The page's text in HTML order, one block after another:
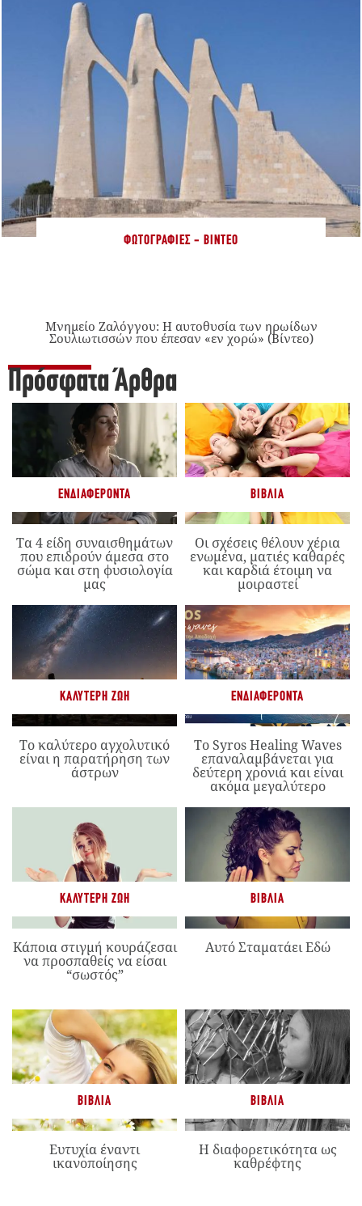
ΦΩΤΟΓΡΑΦΊΕΣ - ΒΊΝΤΕΟ
Μνημείο Ζαλόγγου: Η αυτοθυσία των ηρωίδων
Σουλιωτισσών που έπεσαν «εν χορώ» (Βίντεο)
Πρόσφατα Άρθρα
ΕΝΔΙΑΦΈΡΟΝΤΑ
Τα 4 είδη συναισθημάτων
που επιδρούν άμεσα στο
σώμα και στη φυσιολογία
μας
ΒΙΒΛΊΑ
Οι σχέσεις θέλουν χέρια
ενωμένα, ματιές καθαρές
και καρδιά έτοιμη να
μοιραστεί
ΚΑΛΎΤΕΡΗ ΖΩΉ
Το καλύτερο αγχολυτικό
είναι η παρατήρηση των
άστρων
ΕΝΔΙΑΦΈΡΟΝΤΑ
Το Syros Healing Waves
επαναλαμβάνεται για
δεύτερη χρονιά και είναι
ακόμα μεγαλύτερο
ΚΑΛΎΤΕΡΗ ΖΩΉ
Κάποια στιγμή κουράζεσαι
να προσπαθείς να είσαι
“σωστός”
ΒΙΒΛΊΑ
Αυτό Σταματάει Εδώ
ΒΙΒΛΊΑ
Ευτυχία έναντι
ικανοποίησης
ΒΙΒΛΊΑ
Η διαφορετικότητα ως
καθρέφτης